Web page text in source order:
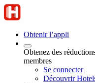
Obtenir l’appli
Obtenez des
membres
Se connecter
Découvrir